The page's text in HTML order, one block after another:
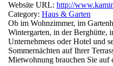
Website URL: http://
Category: Haus & Garten
Ob im Wohnzimmer, im
Wintergarten, in der Berghütte,
Unternehmens oder Hotel und
Sommernächten auf Ihrer
Mietwohnung brauchen Sie auf